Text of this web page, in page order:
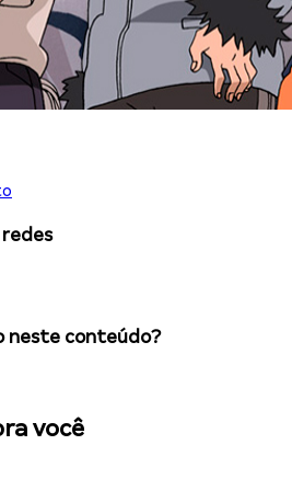
neste conteúdo?
você